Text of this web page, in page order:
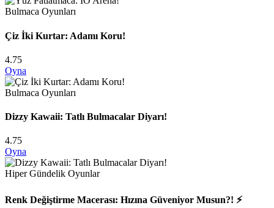
Bulmaca Oyunları
Çiz İki Kurtar: Adamı Koru!
4.75
Oyna
Bulmaca Oyunları
Dizzy Kawaii: Tatlı Bulmacalar Diyarı!
4.75
Oyna
Hiper Gündelik Oyunlar
Renk Değiştirme Macerası: Hızına Güveniyor Musun?! ⚡